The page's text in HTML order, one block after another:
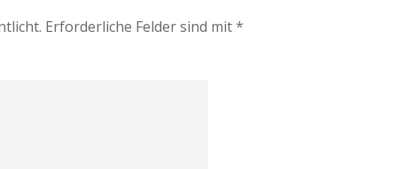
Erforderliche Felder sind mit*